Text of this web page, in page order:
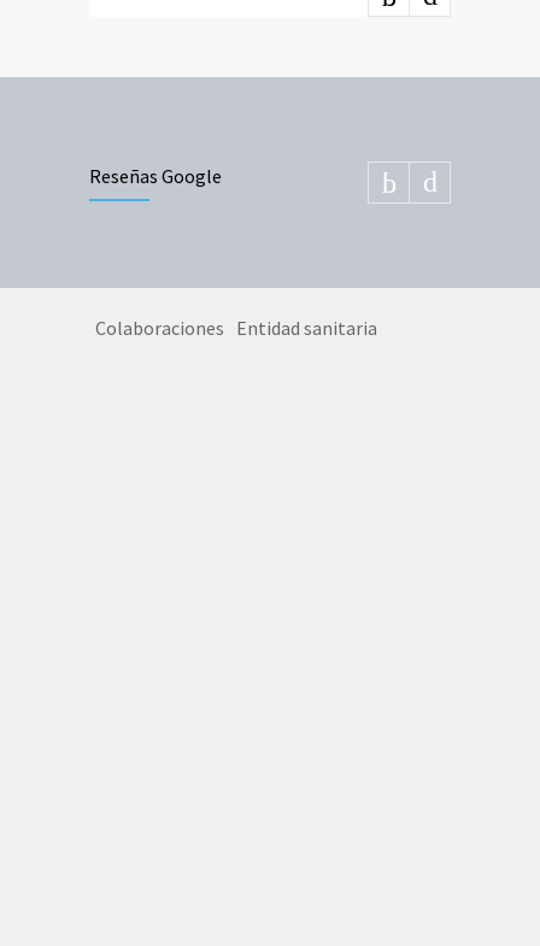
Reseñas Google
Colaboraciones Entidad sanitaria